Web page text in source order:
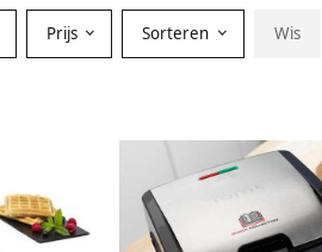
Prijs Sorteren Wis